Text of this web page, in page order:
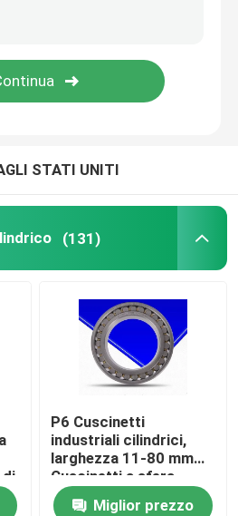
girevole
STATI UNITI
(131)
di
P6 Cuscinetti
industriali cilindrici,
larghezza 11-80 mm
Cuscinetti a sfera
Miglior prezzo